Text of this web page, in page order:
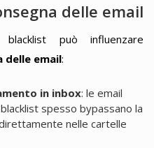
delle email
può influenzare
delle email:
in inbox: le email
spesso bypassano la
nelle cartelle